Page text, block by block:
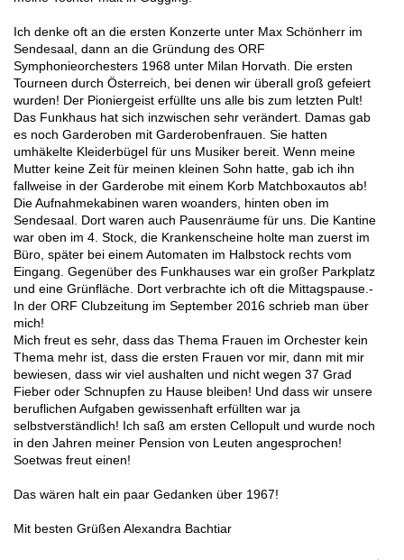
Ich denke oft an die ersten Konzerte unter Max Schönherr im
Sendesaal, dann an die Gründung des ORF
Symphonieorchesters 1968 unter Milan Horvath. Die ersten
Tourneen durch Österreich, bei denen wir überall groß gefeiert
wurden! Der Pioniergeist erfüllte uns alle bis zum letzten Pult!
Das Funkhaus hat sich inzwischen sehr verändert. Damas gab
es noch Garderoben mit Garderobenfrauen. Sie hatten
umhäkelte Kleiderbügel für uns Musiker bereit. Wenn meine
Mutter keine Zeit für meinen kleinen Sohn hatte, gab ich ihn
fallweise in der Garderobe mit einem Korb Matchboxautos ab!
Die Aufnahmekabinen waren woanders, hinten oben im
Sendesaal. Dort waren auch Pausenräume für uns. Die Kantine
war oben im 4. Stock, die Krankenscheine holte man zuerst im
Büro, später bei einem Automaten im Halbstock rechts vom
Eingang. Gegenüber des Funkhauses war ein großer Parkplatz
und eine Grünfläche. Dort verbrachte ich oft die Mittagspause.-
In der ORF Clubzeitung im September 2016 schrieb man über
mich!
Mich freut es sehr, dass das Thema Frauen im Orchester kein
Thema mehr ist, dass die ersten Frauen vor mir, dann mit mir
bewiesen, dass wir viel aushalten und nicht wegen 37 Grad
Fieber oder Schnupfen zu Hause bleiben! Und dass wir unsere
beruflichen Aufgaben gewissenhaft erfüllten war ja
selbstverständlich! Ich saß am ersten Cellopult und wurde noch
in den Jahren meiner Pension von Leuten angesprochen!
Soetwas freut einen!
Das wären halt ein paar Gedanken über 1967!
Mit besten Grüßen Alexandra Bachtiar